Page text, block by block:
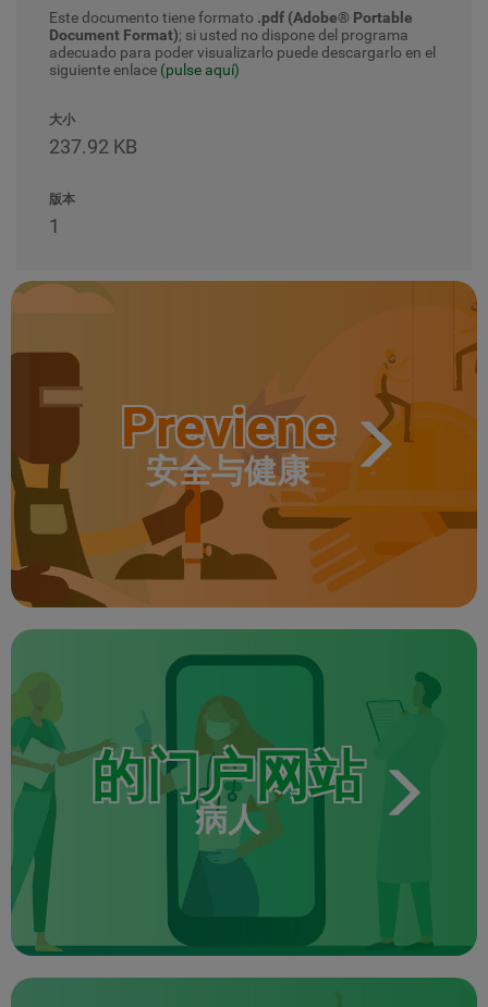
Este documento tiene formato .pdf (Adobe® Portable
Document Format); si usted no dispone del programa
adecuado para poder visualizarlo puede descargarlo en el
siguiente enlace (pulse aquí)
大小
237.92 KB
版本
1
Previene
安全与健康
的门户网站
病人